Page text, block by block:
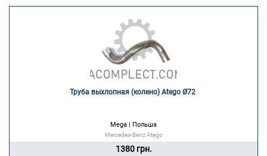
Труба выхлопная (колено) Atego Ø72
Mega | Польша
Mercedes-Benz Atego
1380 грн.